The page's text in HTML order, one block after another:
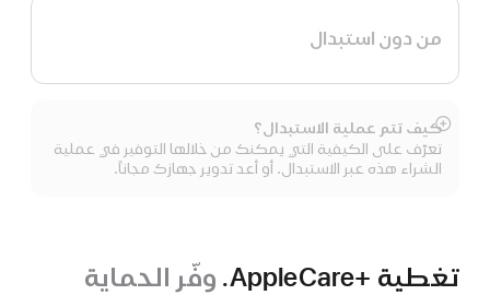
من دون استبدال
كيف تتم عملية الاستبدال؟
تعرّف على الكيفية التي يمكنك من خلالها التوفير في عملية
الشراء هذه عبر الاستبدال. أو أعد تدوير جهازك مجاناً.
عرض
المزيد
تغطية +AppleCare.
وفّر الحماية